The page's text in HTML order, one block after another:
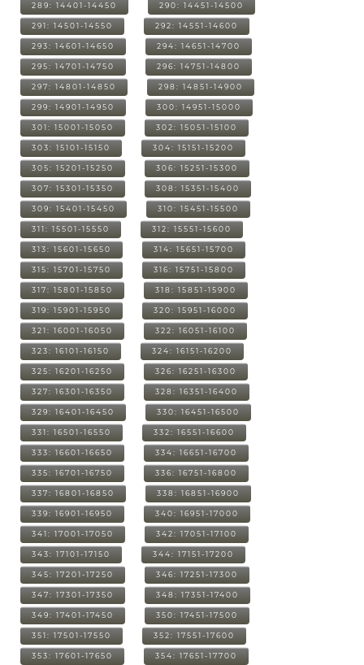
289: 14401-14450 290: 14451-14500
291: 14501-14550 292: 14551-14600
293: 14601-14650 294: 14651-14700
295: 14701-14750 296: 14751-14800
297: 14801-14850 298: 14851-14900
299: 14901-14950 300: 14951-15000
301: 15001-15050 302: 15051-15100
303: 15101-15150 304: 15151-15200
305: 15201-15250 306: 15251-15300
307: 15301-15350 308: 15351-15400
309: 15401-15450 310: 15451-15500
311: 15501-15550 312: 15551-15600
313: 15601-15650 314: 15651-15700
315: 15701-15750 316: 15751-15800
317: 15801-15850 318: 15851-15900
319: 15901-15950 320: 15951-16000
321: 16001-16050 322: 16051-16100
323: 16101-16150 324: 16151-16200
325: 16201-16250 326: 16251-16300
327: 16301-16350 328: 16351-16400
329: 16401-16450 330: 16451-16500
331: 16501-16550 332: 16551-16600
333: 16601-16650 334: 16651-16700
335: 16701-16750 336: 16751-16800
337: 16801-16850 338: 16851-16900
339: 16901-16950 340: 16951-17000
341: 17001-17050 342: 17051-17100
343: 17101-17150 344: 17151-17200
345: 17201-17250 346: 17251-17300
347: 17301-17350 348: 17351-17400
349: 17401-17450 350: 17451-17500
351: 17501-17550 352: 17551-17600
353: 17601-17650 354: 17651-17700